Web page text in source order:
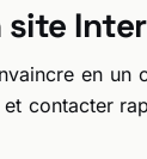
site
en un
contacter